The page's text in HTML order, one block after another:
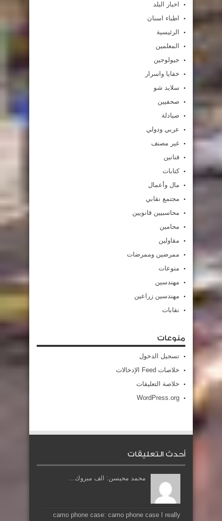
اخبار البلد
اطباء اسنان
الرئيسية
المعلمين
جيولوجين
خفايا واسرار
سلايد شو
صحفيين
صيادلة
عربي ودولي
غير مصنف
فنانين
كتابات
مال وأعمال
مجتمع نقابي
محاسبيين قانويين
محامين
مقاولين
ممرضين وممرضات
منوعات
مهندسين
مهندسين زراعين
نقابات
منوعات
تسجيل الدخول
خلاصات Feed الإدخالات
خلاصة التعليقات
WordPress.org
أحدث التعليقات
محمد محيسن: الف مبروك...
camo phone case: camo phone case I really